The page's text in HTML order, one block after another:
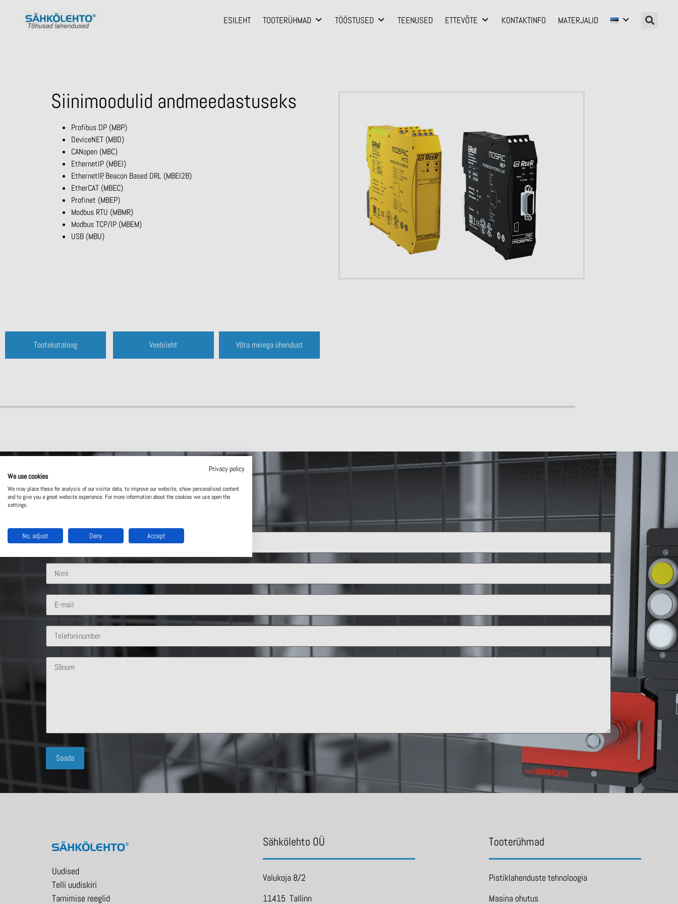
ESILEHT TOOTERÜHMAD TÖÖSTUSED TEENUSED ETTEVÕTE KONTAKTINFO MATERJALID
Siinimoodulid andmeedastuseks
Profibus DP (MBP)
DeviceNET (MBD)
CANopen (MBC)
EthernetIP (MBEI)
EthernetIP, Beacon Based DRL (MBEI2B)
EtherCAT (MBEC)
Profinet (MBEP)
Modbus RTU (MBMR)
Modbus TCP/IP (MBEM)
USB (MBU)
Tootekataloog Veebileht Võta meiega ühendust
Võta meiega ühendust
Uudised
Telli uudiskiri
Tarnimise reeglid
Sähkölehto OÜ
Valukoja 8/2
11415 Tallinn
Tooterühmad
Pistiklahenduste tehnoloogia
Masina ohutus
Privacy policy
We use cookies
We may place these for analysis of our visitor data, to improve our website, show personalised content
and to give you a great website experience. For more information about the cookies we use open the
settings.
No, adjust Deny Accept